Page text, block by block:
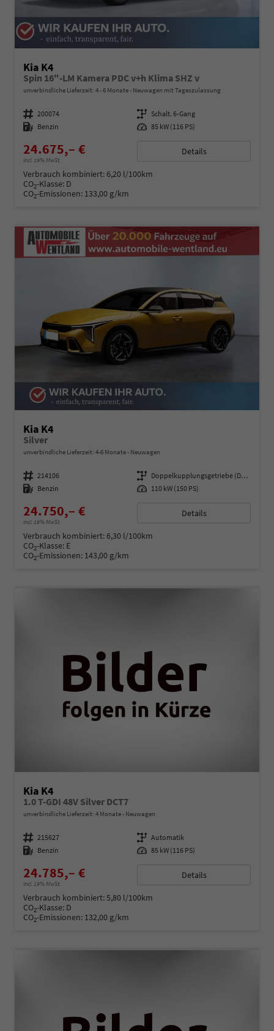
Kia K4
Spin 16"-LM Kamera PDC v+h Klima SHZ v
unverbindliche Lieferzeit: 4 - 6 Monate Neuwagen mit Tageszulassung
Fahrzeugnummer 200074 Getriebe Schalt. 6-Gang
Kraftstoff Benzin Leistung 85 kW (116 PS)
24.675,– €
incl. 19% MwSt.
Details
Verbrauch kombiniert:6,20 l/100km
CO2-Klasse: D
CO2-Emissionen: 133,00 g/km
Kia K4
Silver
unverbindliche Lieferzeit: 4-6 Monate Neuwagen
Fahrzeugnummer 214106 Getriebe
Doppelkupplungsgetriebe (DSG)
Kraftstoff Benzin Leistung 110 kW (150 PS)
24.750,– €
incl. 19% MwSt.
Details
Verbrauch kombiniert:6,30 l/100km
CO2-Klasse: E
CO2-Emissionen: 143,00 g/km
Kia K4
1.0 T-GDI 48V Silver DCT7
unverbindliche Lieferzeit: 4 Monate Neuwagen
Fahrzeugnummer 215627 Getriebe Automatik
Kraftstoff Benzin Leistung 85 kW (116 PS)
24.785,– €
incl. 19% MwSt.
Details
Verbrauch kombiniert:5,80 l/100km
CO2-Klasse: D
CO2-Emissionen: 132,00 g/km